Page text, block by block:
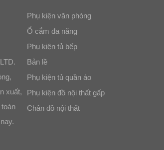
xuất,
Phụ kiện văn phòng
Ổ cắm đa năng
Phụ kiện tủ bếp
Bản lề
Phụ kiện tủ quần áo
Phụ kiện đồ nội thất gấp
Chân đồ nội thất